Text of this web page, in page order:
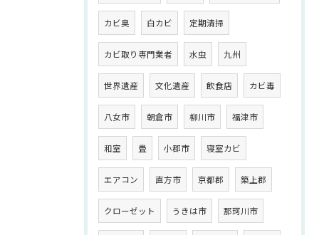
カビ臭 白カビ 定期清掃
カビ取り専門業者 水虫 九州
世界遺産 文化遺産 飲食店 カビ毒
八女市 朝倉市 柳川市 福津市
和室 畳 小郡市 寝室カビ
エアコン 直方市 京都郡 築上郡
クローゼット うきは市 那珂川市